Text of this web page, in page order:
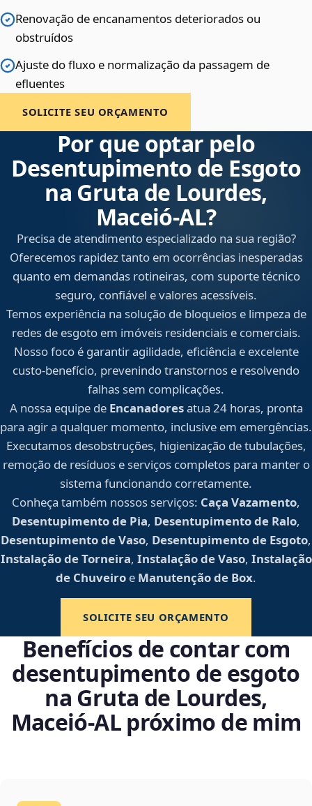
Renovação de encanamentos deteriorados ou
obstruídos
Ajuste do fluxo e normalização da passagem de
efluentes
SOLICITE SEU ORÇAMENTO
Por que optar pelo
Desentupimento de Esgoto
na Gruta de Lourdes,
Maceió‑AL?
Precisa de atendimento especializado na sua região?
Oferecemos rapidez tanto em ocorrências inesperadas
quanto em demandas rotineiras, com suporte técnico
seguro, confiável e valores acessíveis.
Temos experiência na solução de bloqueios e limpeza de
redes de esgoto em imóveis residenciais e comerciais.
Nosso foco é garantir agilidade, eficiência e excelente
custo-benefício, prevenindo transtornos e resolvendo
falhas sem complicações.
A nossa equipe de Encanadoresatua 24 horas, pronta
para agir a qualquer momento, inclusive em emergências.
Executamos desobstruções, higienização de tubulações,
remoção de resíduos e serviços completos para manter o
sistema funcionando corretamente.
Conheça também nossos serviços: Caça Vazamento,
Desentupimento de Pia, Desentupimento de Ralo,
Desentupimento de Vaso, Desentupimento de Esgoto,
Instalação de Torneira, Instalação de Vaso, Instalação
de Chuveiro e Manutenção de Box.
SOLICITE SEU ORÇAMENTO
Benefícios de contar com
desentupimento de esgoto
na Gruta de Lourdes,
Maceió‑AL próximo de mim